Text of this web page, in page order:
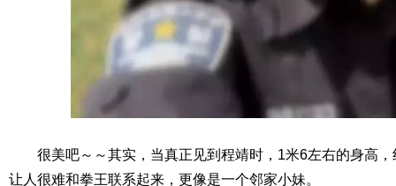
很美吧～～其实，当真正见到程靖时，1米6左右的身高
让人很难和拳王联系起来，更像是一个邻家小妹。